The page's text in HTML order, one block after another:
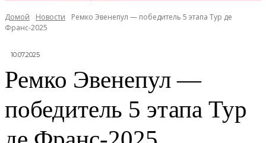
Домой Новости
Ремко Эвенепул — победитель 5 этапа Тур де
Франс-2025
10.07.2025
Ремко Эвенепул —
победитель 5 этапа Тур